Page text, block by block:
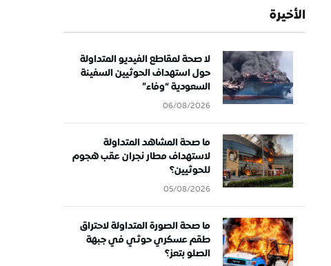
الأخيرة
لا صحة لمقاطع الفيديو المتداولة
حول استهداف الحوثيين السفينة
السعودية “وفاء”
06/08/2026
ما صحة المشاهد المتداولة
لاستهداف مطار نجران عقب هجوم
للحوثيين؟
05/08/2026
ما صحة الصورة المتداولة لاحتراق
طقم عسكري حوثي في جبهة
الصلو بتعز؟